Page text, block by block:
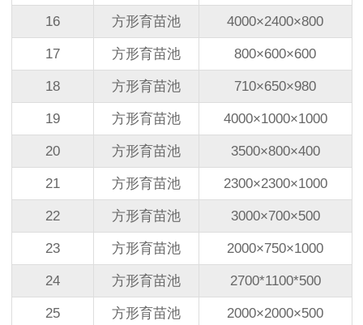
16 方形育苗池 4000×2400×800
17 方形育苗池 800×600×600
18 方形育苗池 710×650×980
19 方形育苗池 4000×1000×1000
20 方形育苗池 3500×800×400
21 方形育苗池 2300×2300×1000
22 方形育苗池 3000×700×500
23 方形育苗池 2000×750×1000
24 方形育苗池 2700*1100*500
25 方形育苗池 2000×2000×500